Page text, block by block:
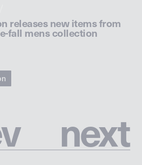
releases new items from
fall mens collection
v next